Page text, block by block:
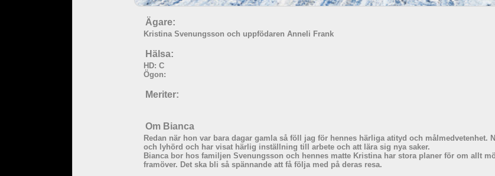
Ägare:
Kristina Svenungsson och uppfödaren Anneli Frank
Hälsa:
HD: C
Ögon:
Meriter:
Om Bianca
Redan när hon var bara dagar gamla så föll jag för hennes härliga atityd och målmedvetenhet.
och lyhörd och har visat härlig inställning till arbete och att lära sig nya saker.
Bianca bor hos familjen Svenungsson och hennes matte Kristina har stora planer för om allt
framöver. Det ska bli så spännande att få följa med på deras resa.